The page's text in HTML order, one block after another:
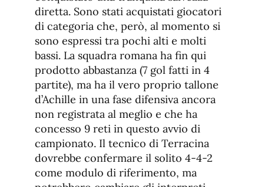
diretta. Sono stati acquistati giocatori
di categoria che, però, al momento si
sono espressi tra pochi alti e molti
bassi. La squadra romana ha fin qui
prodotto abbastanza (7 gol fatti in 4
partite), ma ha il vero proprio tallone
d’Achille in una fase difensiva ancora
non registrata al meglio e che ha
concesso 9 reti in questo avvio di
campionato. Il tecnico di Terracina
dovrebbe confermare il solito 4-4-2
come modulo di riferimento, ma